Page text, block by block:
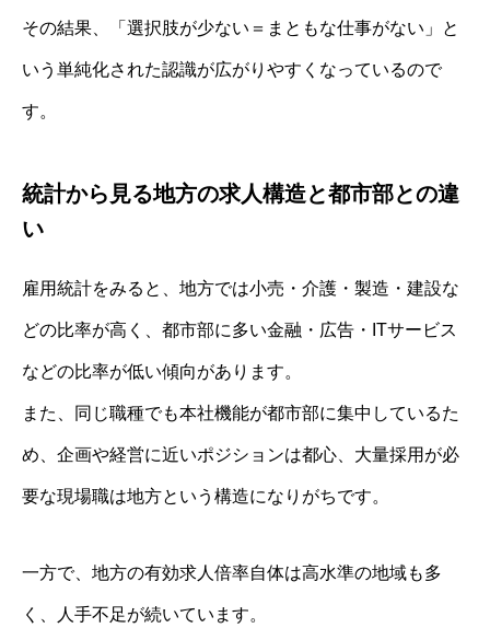
その結果、「選択肢が少ない＝まともな仕事がない」と
いう単純化された認識が広がりやすくなっているので
す。
統計から見る地方の求人構造と都市部との違
い
雇用統計をみると、地方では小売・介護・製造・建設な
どの比率が高く、都市部に多い金融・広告・ITサービス
などの比率が低い傾向があります。
また、同じ職種でも本社機能が都市部に集中しているた
め、企画や経営に近いポジションは都心、大量採用が必
要な現場職は地方という構造になりがちです。
一方で、地方の有効求人倍率自体は高水準の地域も多
く、人手不足が続いています。